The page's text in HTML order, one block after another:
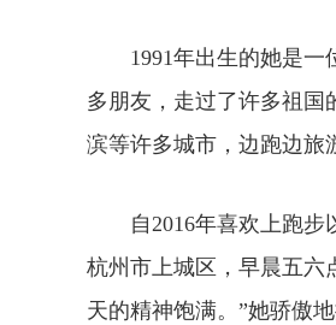
1991年出生的她是一位
多朋友，走过了许多祖国
滨等许多城市，边跑边旅
自2016年喜欢上跑步以
杭州市上城区，早晨五六
天的精神饱满。”她骄傲